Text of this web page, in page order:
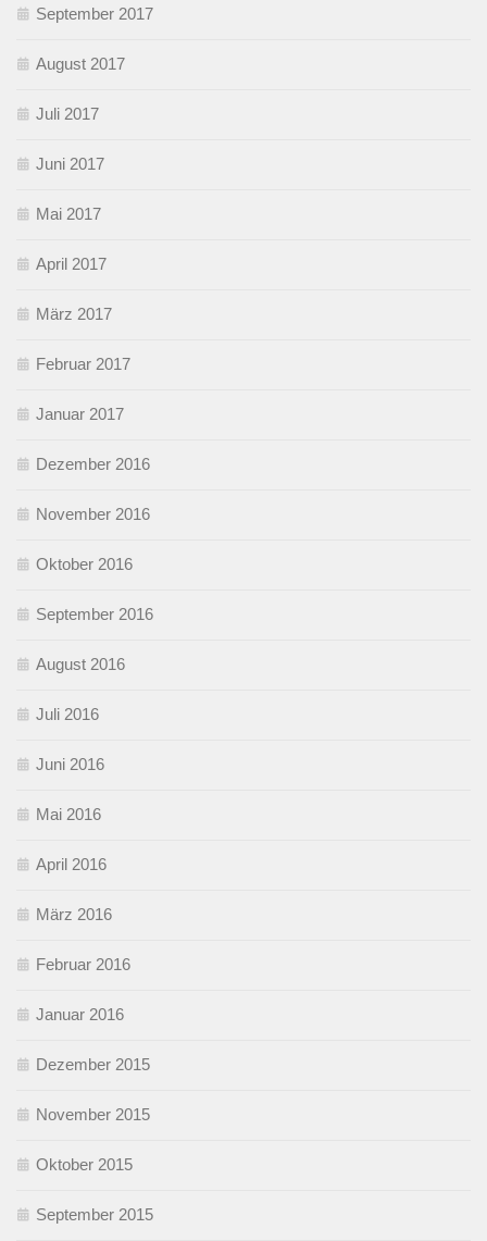
September 2017
August 2017
Juli 2017
Juni 2017
Mai 2017
April 2017
März 2017
Februar 2017
Januar 2017
Dezember 2016
November 2016
Oktober 2016
September 2016
August 2016
Juli 2016
Juni 2016
Mai 2016
April 2016
März 2016
Februar 2016
Januar 2016
Dezember 2015
November 2015
Oktober 2015
September 2015